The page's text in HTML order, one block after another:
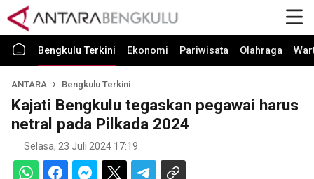
Bengkulu Terkini Ekonomi Pariwisata Olahraga
ANTARA Bengkulu Terkini
Kajati Bengkulu tegaskan pegawai harus
netral pada Pilkada 2024
Selasa, 23 Juli 2024 17:19